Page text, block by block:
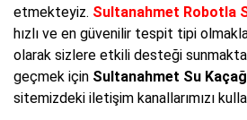
etmekteyiz. Sultanahmet Robotla
hızlı ve en güvenilir tespit tipi
olarak sizlere etkili desteği
geçmek için Sultanahmet Su
sitemizdeki iletişim kanallarımızı